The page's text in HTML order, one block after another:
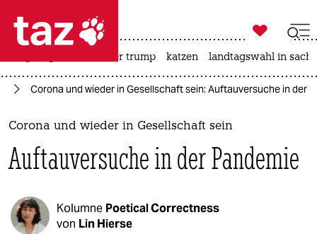
 taz zahl ich
taz zahl ich
themen
politik
öko
gesellschaft

taz zahl ich
usa unter trump katzen landtagswahl in
Corona und wieder in Gesellschaft sein: Auftauversuche in der
Corona und wieder in Gesellschaft sein
Auftauversuche in der Pandemie
Kolumne Poetical Correctness
von Lin Hierse